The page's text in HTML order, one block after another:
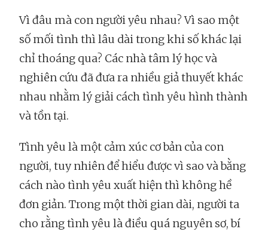
Vì đâu mà con người yêu nhau? Vì sao một
số mối tình thì lâu dài trong khi số khác lại
chỉ thoáng qua? Các nhà tâm lý học và
nghiên cứu đã đưa ra nhiều giả thuyết khác
nhau nhằm lý giải cách tình yêu hình thành
và tồn tại.
Tình yêu là một cảm xúc cơ bản của con
người, tuy nhiên để hiểu được vì sao và bằng
cách nào tình yêu xuất hiện thì không hề
đơn giản. Trong một thời gian dài, người ta
cho rằng tình yêu là điều quá nguyên sơ, bí